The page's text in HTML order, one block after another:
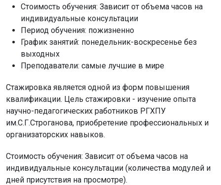
Стоимость обучения: Зависит от объема часов на
индивидуальные консультации
Период обучения: пожизненно
График занятий: понедельник-воскресенье без
выходных
Преподаватели: самые лучшие в мире
Стажировка является одной из форм повышения
квалификации. Цель стажировки - изучение опыта
научно-педагогических работников РГХПУ
им.С.Г.Строганова, приобретение профессиональных и
организаторских навыков.
Стоимость обучения: Зависит от объема часов на
индивидуальные консультации (количества модулей и
дней присутствия на просмотре).